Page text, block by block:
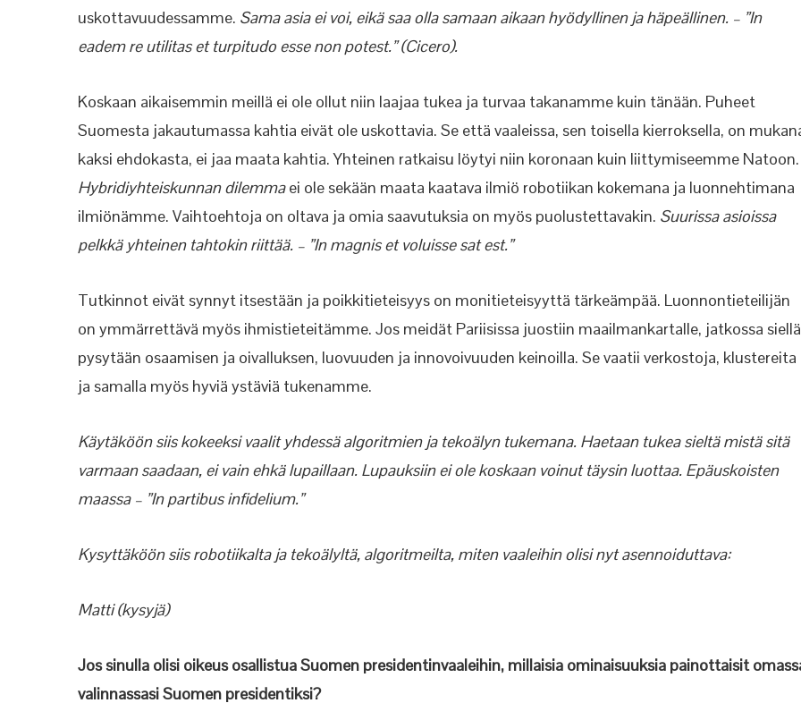
uskottavuudessamme. Sama asia ei voi, eikä saa olla samaan aikaan hyödyllinen ja häpeällinen. – ”In
eadem re utilitas et turpitudo esse non potest.” (Cicero).
Koskaan aikaisemmin meillä ei ole ollut niin laajaa tukea ja turvaa takanamme kuin tänään. Puheet
Suomesta jakautumassa kahtia eivät ole uskottavia. Se että vaaleissa, sen toisella kierroksella, on
kaksi ehdokasta, ei jaa maata kahtia. Yhteinen ratkaisu löytyi niin koronaan kuin liittymiseemme Natoon.
Hybridiyhteiskunnan dilemmaei ole sekään maata kaatava ilmiö robotiikan kokemana ja luonnehtimana
ilmiönämme. Vaihtoehtoja on oltava ja omia saavutuksia on myös puolustettavakin. Suurissa asioissa
pelkkä yhteinen tahtokin riittää. – ”In magnis et voluisse sat est.”
Tutkinnot eivät synnyt itsestään ja poikkitieteisyys on monitieteisyyttä tärkeämpää. Luonnontieteilijän
on ymmärrettävä myös ihmistieteitämme. Jos meidät Pariisissa juostiin maailmankartalle, jatkossa siellä
pysytään osaamisen ja oivalluksen, luovuuden ja innovoivuuden keinoilla. Se vaatii verkostoja, klustereita
ja samalla myös hyviä ystäviä tukenamme.
Käytäköön siis kokeeksi vaalit yhdessä algoritmien ja tekoälyn tukemana. Haetaan tukea sieltä mistä sitä
varmaan saadaan, ei vain ehkä lupaillaan. Lupauksiin ei ole koskaan voinut täysin luottaa. Epäuskoisten
maassa – ”In partibus infidelium.”
Kysyttäköön siis robotiikalta ja tekoälyltä, algoritmeilta, miten vaaleihin olisi nyt asennoiduttava:
Matti (kysyjä)
Jos sinulla olisi oikeus osallistua Suomen presidentinvaaleihin, millaisia ominaisuuksia painottaisit
valinnassasi Suomen presidentiksi?